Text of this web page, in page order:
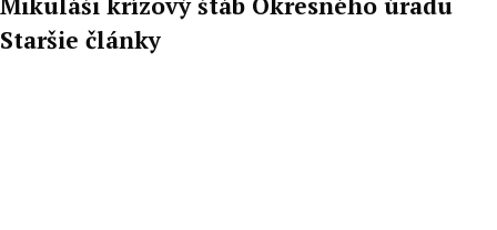
Staršie články